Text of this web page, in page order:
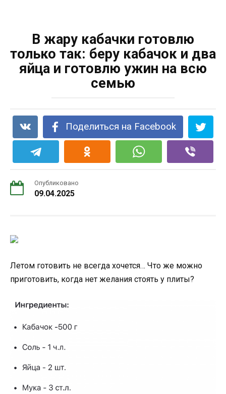
В жару кабачки готовлю
только так: беру кабачок и два
яйца и готовлю ужин на всю
семью
Поделиться на Facebook
Опубликовано
09.04.2025
Летом готовить не всегда хочется… Что же можно
приготовить, когда нет желания стоять у плиты?